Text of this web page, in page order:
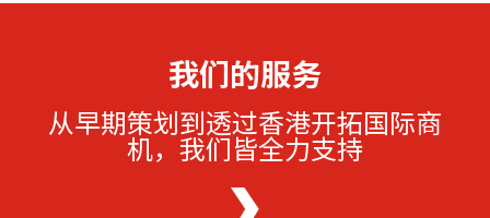
我们的服务
从早期策划到透过香港开拓国际商
机，我们皆全力支持